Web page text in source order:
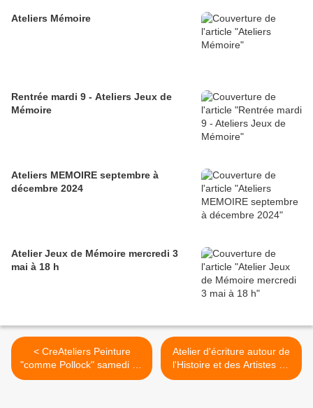
Ateliers Mémoire
Rentrée mardi 9 - Ateliers Jeux de
Mémoire
Ateliers MEMOIRE septembre à
décembre 2024
Atelier Jeux de Mémoire mercredi 3
mai à 18 h
< CreAteliers Peinture
"comme Pollock" samedi 21
janvier 2023
Atelier d'écriture autour de
l'Histoire et des Artistes de
Chambourcy samedi 11